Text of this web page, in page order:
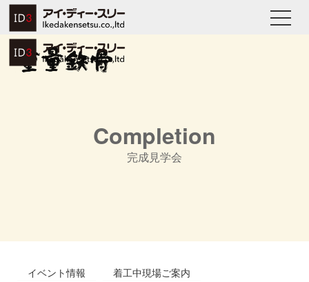
Completion
完成見学会
イベント情報 着工中現場ご案内